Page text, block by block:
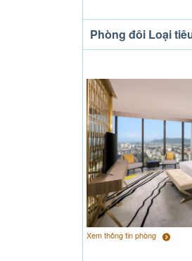
Phòng đôi Loại
Xem thông tin phòng